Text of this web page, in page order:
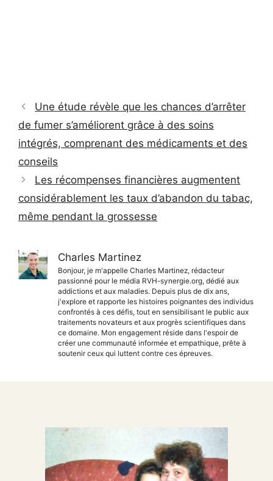
Une étude révèle que les chances d’arrêter
de fumer s’améliorent grâce à des soins
intégrés, comprenant des médicaments et des
conseils
Les récompenses financières augmentent
considérablement les taux d’abandon du tabac,
même pendant la grossesse
Charles Martinez
Bonjour, je m'appelle Charles Martinez, rédacteur
passionné pour le média RVH-synergie.org, dédié aux
addictions et aux maladies. Depuis plus de dix ans,
j'explore et rapporte les histoires poignantes des individus
confrontés à ces défis, tout en sensibilisant le public aux
traitements novateurs et aux progrès scientifiques dans
ce domaine. Mon engagement réside dans l'espoir de
créer une communauté informée et empathique, prête à
soutenir ceux qui luttent contre ces épreuves.